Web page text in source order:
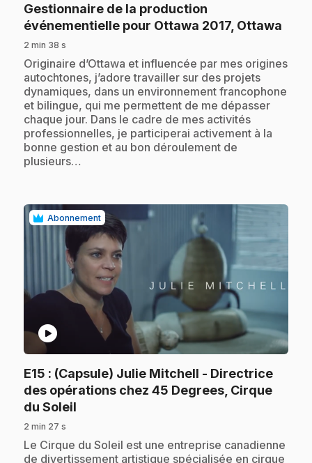
Gestionnaire de la production
événementielle pour Ottawa 2017, Ottawa
2 min 38 s
.Originaire d’Ottawa et influencée par mes origines
autochtones, j’adore travailler sur des projets
dynamiques, dans un environnement francophone
et bilingue, qui me permettent de me dépasser
chaque jour. Dans le cadre de mes activités
professionnelles, je participerai activement à la
bonne gestion et au bon déroulement de
plusieurs…
Abonnement
play_circle
E15 : (Capsule) Julie Mitchell - Directrice
des opérations chez 45 Degrees, Cirque
du Soleil
2 min 27 s
.Le Cirque du Soleil est une entreprise canadienne
de divertissement artistique spécialisée en cirque